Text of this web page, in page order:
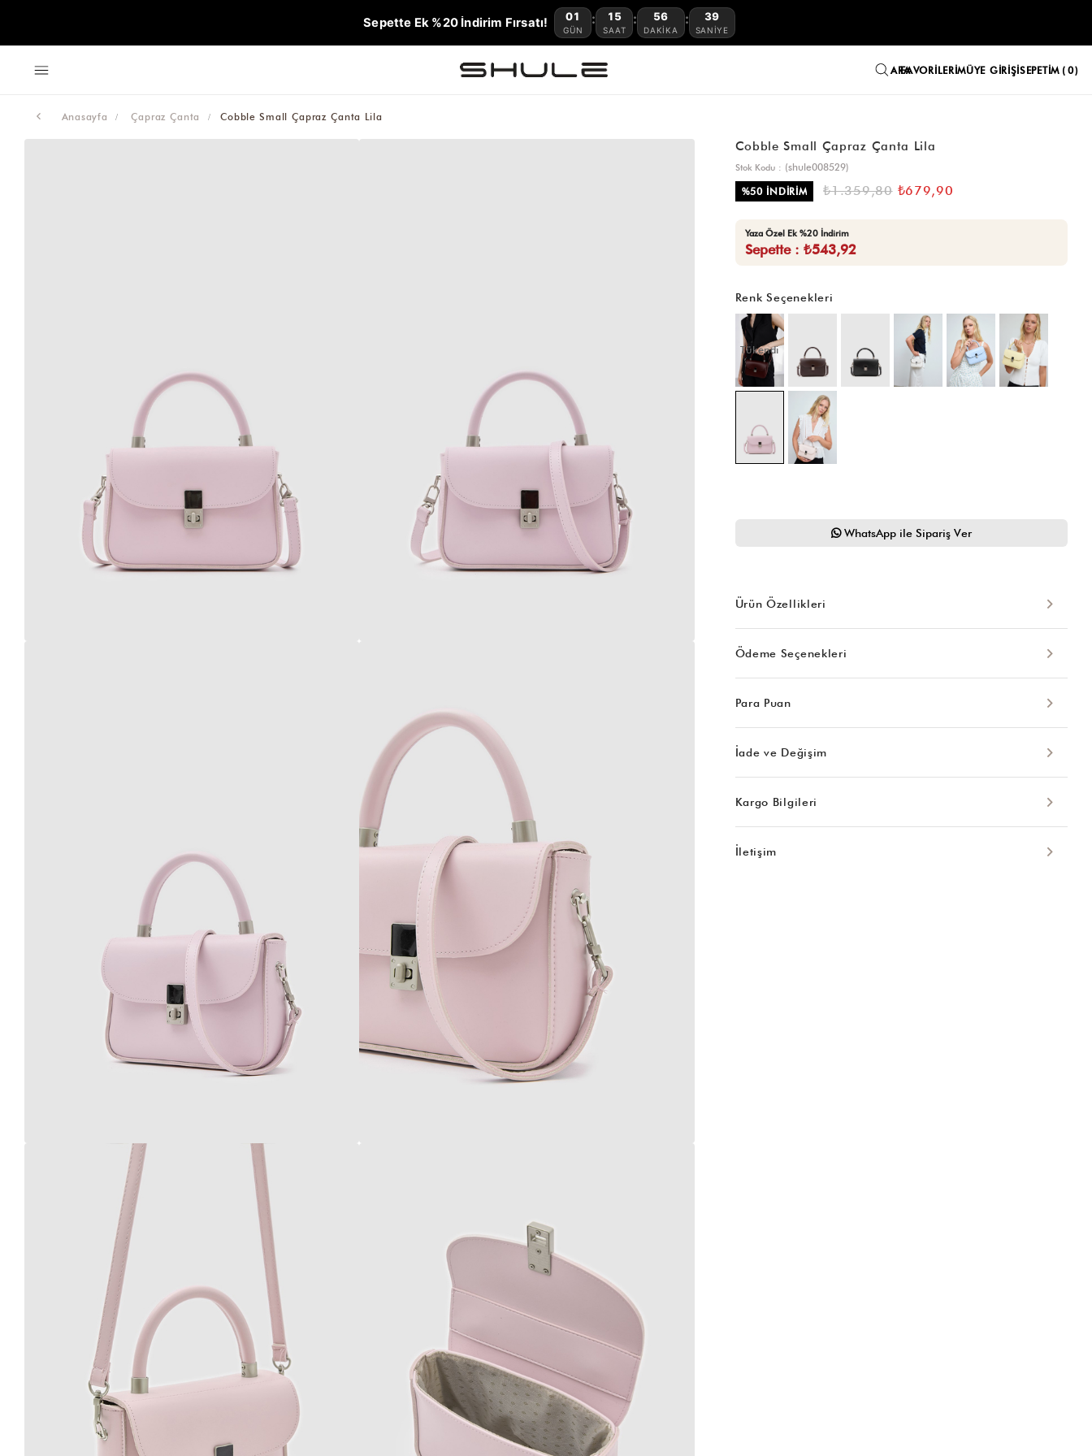
Sepette Ek %20 İndirim Fırsatı! 01
GÜN
: 15
SAAT
: 56
DAKIKA
: 38
SANIYE
FAVORILERIMÜYE GIRIŞISEPETIM 0
Anasayfa Çapraz Çanta Cobble Small Çapraz Çanta Lila
Cobble Small Çapraz Çanta Lila
Stok Kodu
(shule008529)
%50İNDIRIM ₺1.359,80 ₺679,90
Yaza Özel Ek %20 İndirim
Sepette : ₺543,92
Renk Seçenekleri
Tükendi
WhatsApp ile Sipariş Ver
Ürün Özellikleri
Ödeme Seçenekleri
Para Puan
İade ve Değişim
Kargo Bilgileri
İletişim